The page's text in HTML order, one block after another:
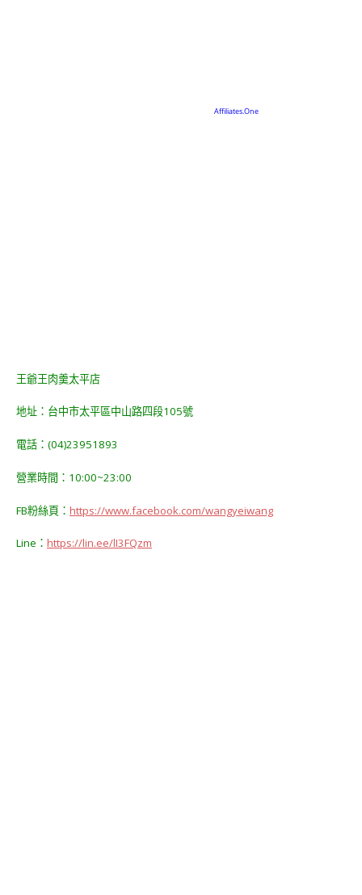
王爺王肉羹太平店
地址：台中市太平區中山路四段105號
電話：(04)23951893
營業時間：10:00~23:00
FB粉絲頁： https://www.facebook.com/wangyeiwang
Line： https://lin.ee/lI3FQzm